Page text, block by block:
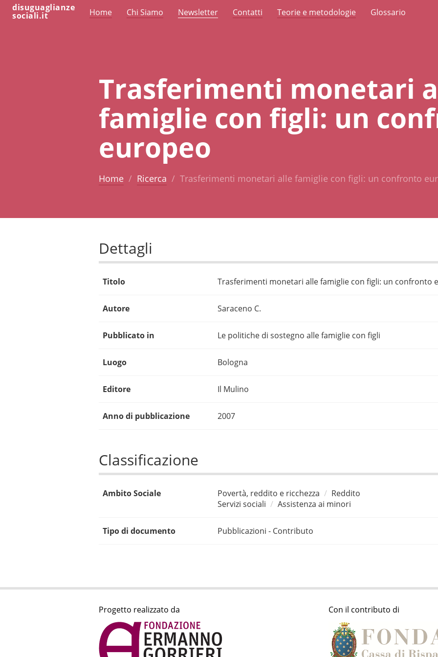
disuguaglianze
sociali.it Home Chi Siamo Newsletter Contatti Teorie e metodologie Glossario
Trasferimenti monetari
famiglie con figli: un
europeo
Home Ricerca Trasferimenti monetari alle famiglie con figli: un confronto
Dettagli
Titolo Trasferimenti monetari alle famiglie con figli: un confronto
Autore Saraceno C.
Pubblicato in Le politiche di sostegno alle famiglie con figli
Luogo Bologna
Editore Il Mulino
Anno di pubblicazione 2007
Classificazione
Ambito Sociale Povertà, reddito e ricchezza
Reddito
Servizi sociali
Assistenza ai minori
Tipo di documento Pubblicazioni - Contributo
Progetto realizzato da Con il contributo di